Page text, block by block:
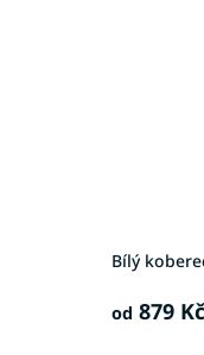
Bílý
od 879 Kč